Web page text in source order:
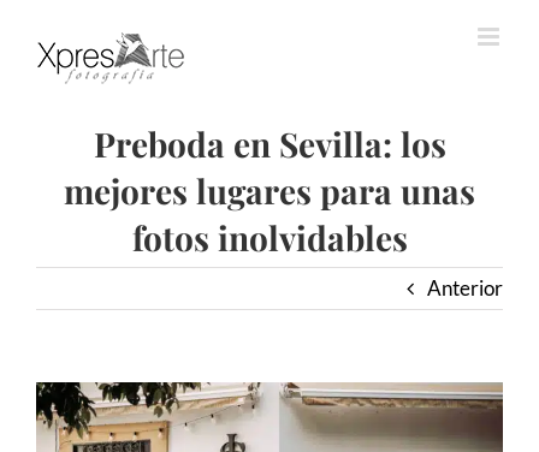
contenido
Preboda en Sevilla: los
mejores lugares para unas
fotos inolvidables
Anterior